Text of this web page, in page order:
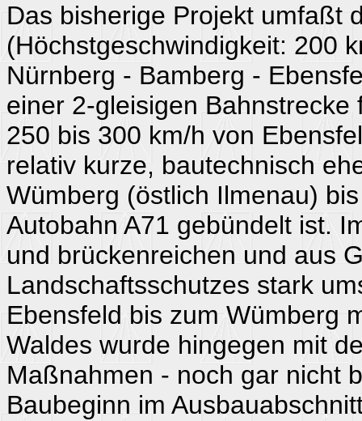
Das bisherige Projekt umfaßt
(Höchstgeschwindigkeit: 200
Nürnberg - Bamberg -
einer 2-gleisigen
250 bis 300 km/h von
relativ kurze, bautechnisch
Wümberg (östlich Ilmenau)
Autobahn A71 gebündelt ist.
und brückenreichen und aus
Landschaftsschutzes stark
Ebensfeld bis zum Wümberg
Waldes wurde hingegen mit
Maßnahmen - noch gar nicht
Baubeginn im